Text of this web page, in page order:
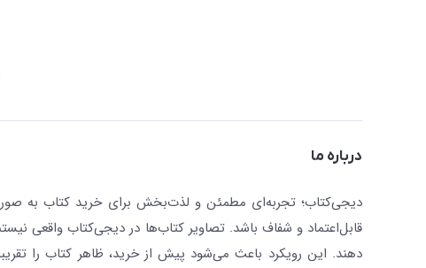
درباره ما
دیجی‌کتاب؛ تجربه‌ای مطمئن و لذت‌بخش برای خرید کتاب به صورت
قابل‌اعتماد و شفاف باشد. تصاویر کتاب‌ها در دیجی‌کتاب واقعی
دهند. این رویکرد باعث می‌شود پیش از خرید، ظاهر کتاب را